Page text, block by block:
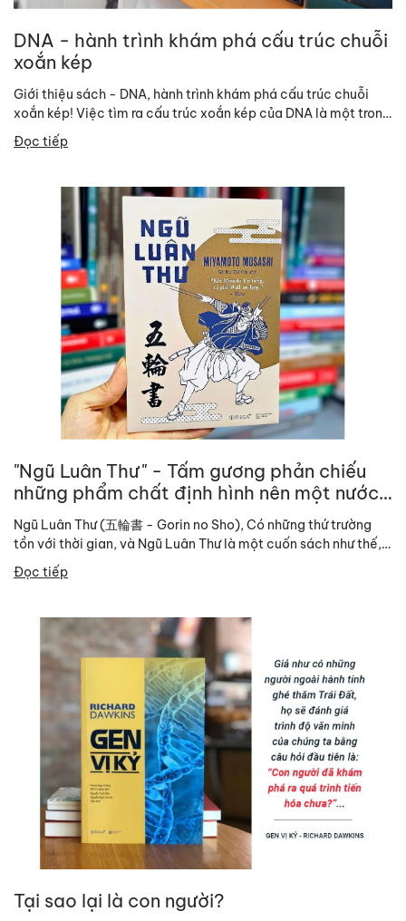
DNA - hành trình khám phá cấu trúc chuỗi
xoắn kép
Giới thiệu sách - DNA, hành trình khám phá cấu trúc chuỗi
xoắn kép! Việc tìm ra cấu trúc xoắn kép của DNA là một trong
những...
Đọc tiếp
"Ngũ Luân Thư" - Tấm gương phản chiếu
những phẩm chất định hình nên một nước
Nhật Bản hiện đại
Ngũ Luân Thư (五輪書 - Gorin no Sho), Có những thứ trường
tồn với thời gian, và Ngũ Luân Thư là một cuốn sách như thế,
kiếm...
Đọc tiếp
Tại sao lại là con người?